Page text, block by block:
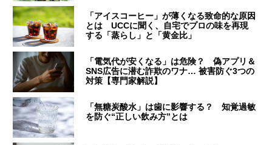
「アイスコーヒー」が薄くなる致命的な原因
とは UCCに聞く、自宅でプロの味を再現
する「蒸らし」と「黄金比」
「電気代が安くなる」は危険？ 偽アプリ＆
SNS広告に潜む詐欺のワナ… 被害防ぐ3つの
対策【専門家解説】
「無糖炭酸水」は歯に影響する？ 知覚過敏
を防ぐ“正しい飲み方”とは